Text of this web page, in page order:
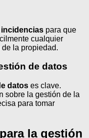
para que
cualquier
la propiedad.
de datos
datos es clave.
sobre la gestión de la
para tomar
la gestión